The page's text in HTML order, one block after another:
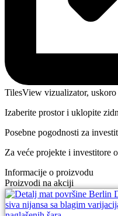
TilesView vizualizator, uskoro
Izaberite prostor i uklopite
Posebne pogodnosti za
Za veće projekte i investitore
Informacije o proizvodu
Proizvodi na akciji